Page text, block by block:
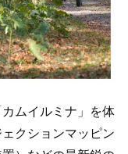
ムイルミナ」を体
クションマッピン